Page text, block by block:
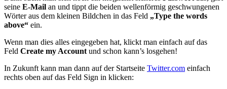
seine E-Mail an und tippt die beiden wellenförmig geschwungenen
Wörter aus dem kleinen Bildchen in das Feld „Type the words
above“ ein.
Wenn man dies alles eingegeben hat, klickt man einfach auf das
Feld Create my Account und schon kann’s losgehen!
In Zukunft kann man dann auf der Startseite Twitter.com einfach
rechts oben auf das Feld Sign in klicken: